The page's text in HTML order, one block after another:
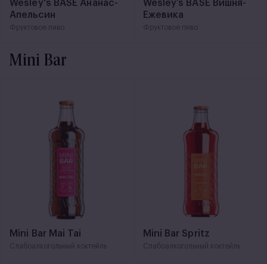
Wesley's BASE Ананас-
Апельсин
Фруктовое пиво
Wesley’s BASE Вишня-
Ежевика
Фруктовое пиво
Mini Bar
Mini Bar Mai Tai
Слабоалкогольный коктейль
Mini Bar Spritz
Слабоалкогольный коктейль